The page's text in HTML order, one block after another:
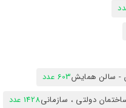
- سالن همایش603 عدد
دولتی ، سازمانی1428 عدد